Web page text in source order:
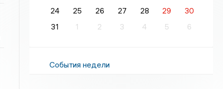
24
25 26 27 28 29
30
31
1 2 3 4 5 6
События недели